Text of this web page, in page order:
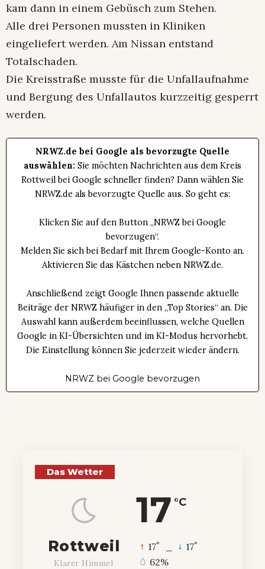
kam dann in einem Gebüsch zum Stehen.
Alle drei Personen mussten in Kliniken
eingeliefert werden. Am Nissan entstand
Totalschaden.
Die Kreisstraße musste für die Unfallaufnahme
und Bergung des Unfallautos kurzzeitig gesperrt
werden.
NRWZ.de bei Google als bevorzugte Quelle
auswählen: Sie möchten Nachrichten aus dem Kreis
Rottweil bei Google schneller finden? Dann wählen Sie
NRWZ.de als bevorzugte Quelle aus. So geht es:
Klicken Sie auf den Button „NRWZ bei Google
bevorzugen“.
Melden Sie sich bei Bedarf mit Ihrem Google-Konto an.
Aktivieren Sie das Kästchen neben NRWZ.de.
Anschließend zeigt Google Ihnen passende aktuelle
Beiträge der NRWZ häufiger in den „Top Stories“ an. Die
Auswahl kann außerdem beeinflussen, welche Quellen
Google in KI-Übersichten und im KI-Modus hervorhebt.
Die Einstellung können Sie jederzeit wieder ändern.
NRWZ bei Google bevorzugen
Das Wetter
17 °C
Rottweil
Klarer Himmel
17° 17°
62%